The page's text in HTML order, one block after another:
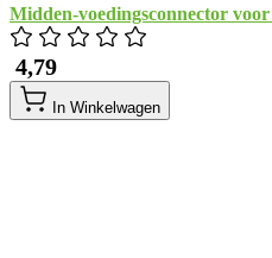
Midden-voedingsconnector
​ 4,79
In Winkelwagen